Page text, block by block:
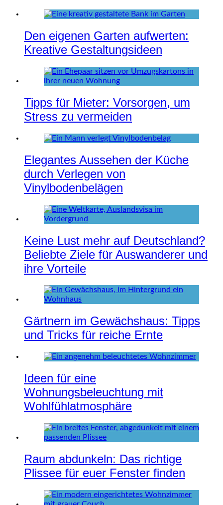
Den eigenen Garten aufwerten:
Kreative Gestaltungsideen
Tipps für Mieter: Vorsorgen, um
Stress zu vermeiden
Elegantes Aussehen der Küche
durch Verlegen von
Vinylbodenbelägen
Keine Lust mehr auf Deutschland?
Beliebte Ziele für Auswanderer und
ihre Vorteile
Gärtnern im Gewächshaus: Tipps
und Tricks für reiche Ernte
Ideen für eine
Wohnungsbeleuchtung mit
Wohlfühlatmosphäre
Raum abdunkeln: Das richtige
Plissee für euer Fenster finden